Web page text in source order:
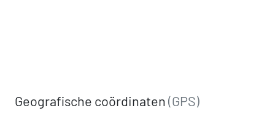
Geografische coördinaten(GPS)